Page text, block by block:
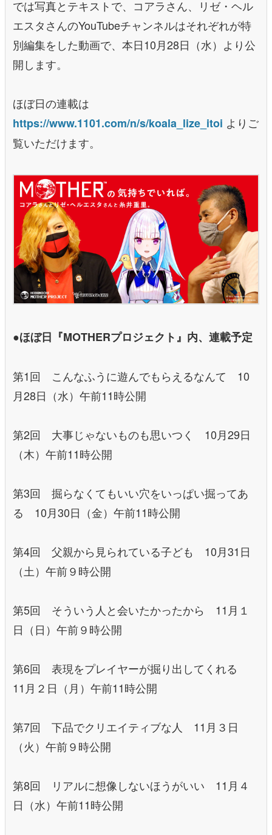
では写真とテキストで、コアラさん、リゼ・ヘル
エスタさんのYouTubeチャンネルはそれぞれが特
別編集をした動画で、本日10月28日（水）より公
開します。
ほぼ日の連載は
https://www.1101.com/n/s/koala_lize_itoi よりご
覧いただけます。
●ほぼ日『MOTHERプロジェクト』内、連載予定
第1回 こんなふうに遊んでもらえるなんて 10
月28日（水）午前11時公開
第2回 大事じゃないものも思いつく 10月29日
（木）午前11時公開
第3回 掘らなくてもいい穴をいっぱい掘ってあ
る 10月30日（金）午前11時公開
第4回 父親から見られている子ども 10月31日
（土）午前９時公開
第5回 そういう人と会いたかったから 11月１
日（日）午前９時公開
第6回 表現をプレイヤーが掘り出してくれる
11月２日（月）午前11時公開
第7回 下品でクリエイティブな人 11月３日
（火）午前９時公開
第8回 リアルに想像しないほうがいい 11月４
日（水）午前11時公開